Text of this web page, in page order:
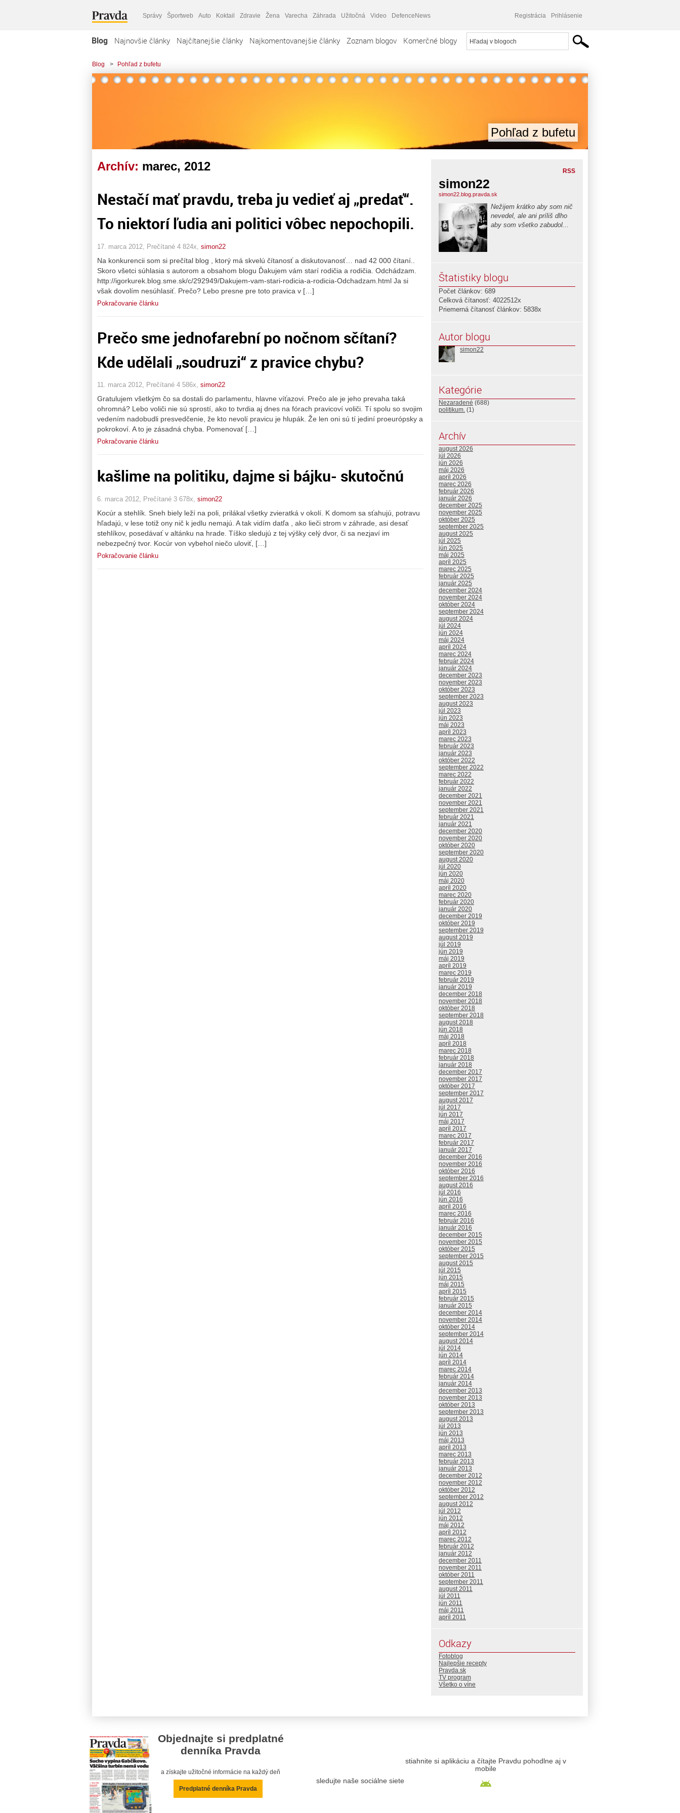
Správy Športweb Auto Koktail Zdravie Žena Varecha Záhrada Užitočná Video DefenceNews Registrácia Prihlásenie
Blog Najnovšie články Najčítanejšie články Najkomentovanejšie články Zoznam blogov Komerčné blogy
Blog > Pohľad z bufetu
Pohľad z bufetu
Archív: marec, 2012
Nestačí mať pravdu, treba ju vedieť aj „predať“.
To niektorí ľudia ani politici vôbec nepochopili.
17. marca 2012, Prečítané 4 824x, simon22
Na konkurencii som si prečítal blog , ktorý má skvelú čítanosť a diskutovanosť… nad 42 000 čítaní..
Skoro všetci súhlasia s autorom a obsahom blogu Ďakujem vám starí rodičia a rodičia. Odchádzam.
http://igorkurek.blog.sme.sk/c/292949/Dakujem-vam-stari-rodicia-a-rodicia-Odchadzam.html Ja si
však dovolím nesúhlasiť. Prečo? Lebo presne pre toto pravica v […]
Pokračovanie článku
Prečo sme jednofarební po nočnom sčítaní?
Kde udělali „soudruzi“ z pravice chybu?
11. marca 2012, Prečítané 4 586x, simon22
Gratulujem všetkým čo sa dostali do parlamentu, hlavne víťazovi. Prečo ale je jeho prevaha taká
ohromná? Lebo voliči nie sú sprostí, ako to tvrdia aj dnes na fórach pravicoví voliči. Tí spolu so svojim
vedením nadobudli presvedčenie, že kto nevolí pravicu je hlupák. Že len oni sú tí jediní proeurópsky a
pokrokoví. A to je zásadná chyba. Pomenovať […]
Pokračovanie článku
kašlime na politiku, dajme si bájku- skutočnú
6. marca 2012, Prečítané 3 678x, simon22
Kocúr a stehlík. Sneh biely leží na poli, prilákal všetky zvieratká v okolí. K domom sa sťahujú, potravu
hľadajú, v lese totiž ony nič k jedlu nemajú. A tak vidím datľa , ako lieči strom v záhrade, asi desať
stehlíkov, posedávať v altánku na hrade. Tíško sledujú z tej výšky celý dvor, či sa nezjaví im
nebezpečný tvor. Kocúr von vybehol niečo uloviť, […]
Pokračovanie článku
RSS
simon22
simon22.blog.pravda.sk
Nežijem krátko aby som nič
nevedel, ale ani príliš dlho
aby som všetko zabudol...
Štatistiky blogu
Počet článkov: 689
Celková čítanosť: 4022512x
Priemerná čítanosť článkov: 5838x
Autor blogu
simon22
Kategórie
Nezaradené (688)
politikum. (1)
Archív
august 2026
júl 2026
jún 2026
máj 2026
apríl 2026
marec 2026
február 2026
január 2026
december 2025
november 2025
október 2025
september 2025
august 2025
júl 2025
jún 2025
máj 2025
apríl 2025
marec 2025
február 2025
január 2025
december 2024
november 2024
október 2024
september 2024
august 2024
júl 2024
jún 2024
máj 2024
apríl 2024
marec 2024
február 2024
január 2024
december 2023
november 2023
október 2023
september 2023
august 2023
júl 2023
jún 2023
máj 2023
apríl 2023
marec 2023
február 2023
január 2023
október 2022
september 2022
marec 2022
február 2022
január 2022
december 2021
november 2021
september 2021
február 2021
január 2021
december 2020
november 2020
október 2020
september 2020
august 2020
júl 2020
jún 2020
máj 2020
apríl 2020
marec 2020
február 2020
január 2020
december 2019
október 2019
september 2019
august 2019
júl 2019
jún 2019
máj 2019
apríl 2019
marec 2019
február 2019
január 2019
december 2018
november 2018
október 2018
september 2018
august 2018
jún 2018
máj 2018
apríl 2018
marec 2018
február 2018
január 2018
december 2017
november 2017
október 2017
september 2017
august 2017
júl 2017
jún 2017
máj 2017
apríl 2017
marec 2017
február 2017
január 2017
december 2016
november 2016
október 2016
september 2016
august 2016
júl 2016
jún 2016
apríl 2016
marec 2016
február 2016
január 2016
december 2015
november 2015
október 2015
september 2015
august 2015
júl 2015
jún 2015
máj 2015
apríl 2015
február 2015
január 2015
december 2014
november 2014
október 2014
september 2014
august 2014
júl 2014
jún 2014
apríl 2014
marec 2014
február 2014
január 2014
december 2013
november 2013
október 2013
september 2013
august 2013
júl 2013
jún 2013
máj 2013
apríl 2013
marec 2013
február 2013
január 2013
december 2012
november 2012
október 2012
september 2012
august 2012
júl 2012
jún 2012
máj 2012
apríl 2012
marec 2012
február 2012
január 2012
december 2011
november 2011
október 2011
september 2011
august 2011
júl 2011
jún 2011
máj 2011
apríl 2011
Odkazy
Fotoblog
Najlepšie recepty
Pravda.sk
TV program
Všetko o víne
Objednajte si predplatné
denníka Pravda
a získajte užitočné informácie na každý deň
Predplatné denníka Pravda
sledujte naše sociálne siete
stiahnite si aplikáciu a čítajte Pravdu pohodlne aj v
mobile